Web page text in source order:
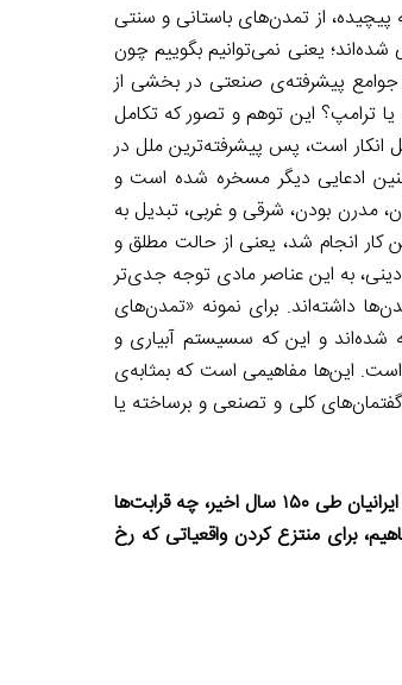
از تمدن‌های باستانی و سنتی
یعنی نمی‌توانیم بگوییم چون
جوامع پیشرفته‌ی صنعتی در بخشی از
یا ترامپ؟ این توهم و تصور که تکامل
انکار است، پس پیشرفته‌ترین ملل در
ادعایی دیگر مسخره شده است و
مدرن بودن، شرقی و غربی، تبدیل به
کار انجام شد، یعنی از حالت مطلق و
به این عناصر مادی توجه جدی‌تر
داشته‌اند. برای نمونه «تمدن‌های
شده‌اند و این که سسیستم آبیاری و
این‌ها مفاهیمی است که بمثابه‌ی
کلی و تصنعی و برساخته یا
به رویکرد شرق‌شناسانه‌ی ادوارد سعید اشاره کردید. فکر می‌کنید بین این رهیافت‌های نظری و تجربه‌ی زیسته‌ی ایرانیان طی ۱۵۰ سال اخیر، چه قرابت‌ها
برای منتزع کردن واقعیاتی که رخ